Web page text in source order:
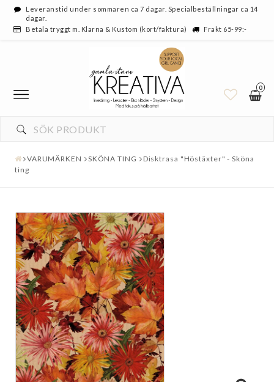
Leveranstid under sommaren ca 7 dagar. Specialbeställningar ca 14
dagar.
Betala tryggt m. Klarna & Kustom (kort/faktura)
Frakt 65-99:-
0
VARUMÄRKEN SKÖNA TING
Disktrasa "Höstäxter" - Sköna
ting